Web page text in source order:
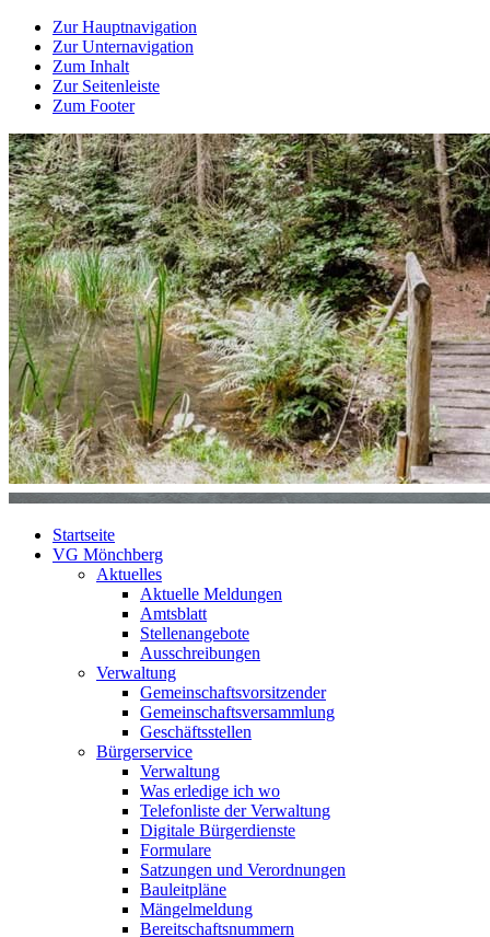
Zur Hauptnavigation
Zur Unternavigation
Zum Inhalt
Zur Seitenleiste
Zum Footer
Startseite
VG Mönchberg
Aktuelles
Aktuelle Meldungen
Amtsblatt
Stellenangebote
Ausschreibungen
Verwaltung
Gemeinschaftsvorsitzender
Gemeinschaftsversammlung
Geschäftsstellen
Bürgerservice
Verwaltung
Was erledige ich wo
Telefonliste der Verwaltung
Digitale Bürgerdienste
Formulare
Satzungen und Verordnungen
Bauleitpläne
Mängelmeldung
Bereitschaftsnummern